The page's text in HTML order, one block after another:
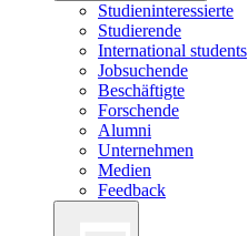
Studieninteressierte
Studierende
International students
Jobsuchende
Beschäftigte
Forschende
Alumni
Unternehmen
Medien
Feedback